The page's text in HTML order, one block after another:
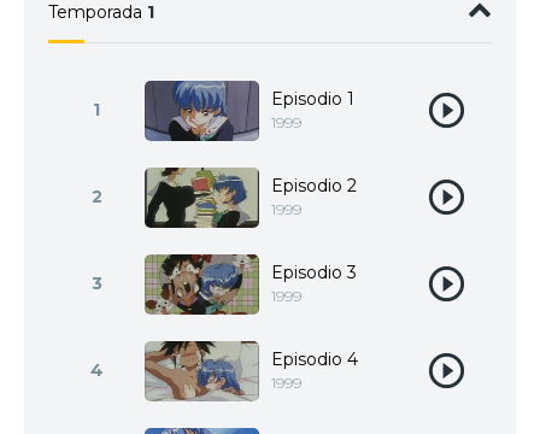
Temporada 1
1 Episodio 1
1999
2 Episodio 2
1999
3 Episodio 3
1999
4 Episodio 4
1999